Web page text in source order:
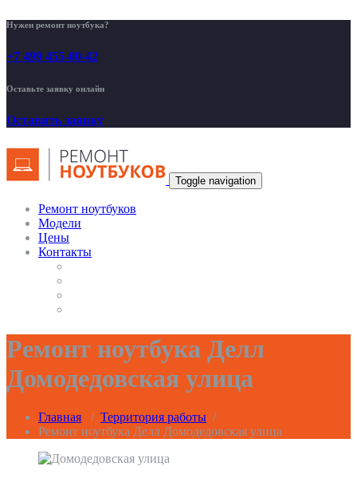
Нужен ремонт ноутбука?
+7 499 455-00-42
Оставьте заявку онлайн
Оставить заявку
Toggle navigation
Ремонт ноутбуков
Модели
Цены
Контакты
Ремонт ноутбука Делл
Домодедовская улица
Главная / Территория работы /
Ремонт ноутбука Делл Домодедовская улица